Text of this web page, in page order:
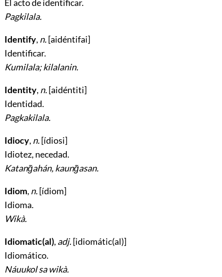
El acto de identificar.
Pagkilala.
Identify, n.[aidéntifai]
Identificar.
Kumilala; kilalanin.
Identity, n.[aidéntiti]
Identidad.
Pagkakilala.
Idiocy, n.[ídiosi]
Idiotez, necedad.
Katang̃ahán, kaung̃asan.
Idiom, n.[ídiom]
Idioma.
Wikà.
Idiomatic(al), adj.[idiomátic(al)]
Idiomático.
Náuukol sa wikà.